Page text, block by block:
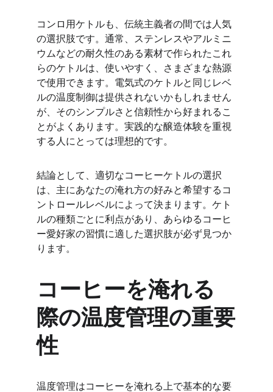
コンロ用ケトルも、伝統主義者の間では人気
の選択肢です。通常、ステンレスやアルミニ
ウムなどの耐久性のある素材で作られたこれ
らのケトルは、使いやすく、さまざまな熱源
で使用できます。電気式のケトルと同じレベ
ルの温度制御は提供されないかもしれません
が、そのシンプルさと信頼性から好まれるこ
とがよくあります。実践的な醸造体験を重視
する人にとっては理想的です。
結論として、適切なコーヒーケトルの選択
は、主にあなたの淹れ方の好みと希望するコ
ントロールレベルによって決まります。ケト
ルの種類ごとに利点があり、あらゆるコーヒ
ー愛好家の習慣に適した選択肢が必ず見つか
ります。
コーヒーを淹れる
際の温度管理の重要
性
温度管理はコーヒーを淹れる上で基本的な要